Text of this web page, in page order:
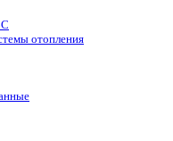
отопления